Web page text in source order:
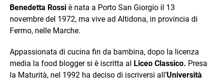
Benedetta Rossi è nata a Porto San Giorgio il 13
novembre del 1972, ma vive ad Altidona, in provincia di
Fermo, nelle Marche.
Appassionata di cucina fin da bambina, dopo la licenza
media la food blogger si è iscritta al Liceo Classico. Presa
la Maturità, nel 1992 ha deciso di iscriversi all’Università